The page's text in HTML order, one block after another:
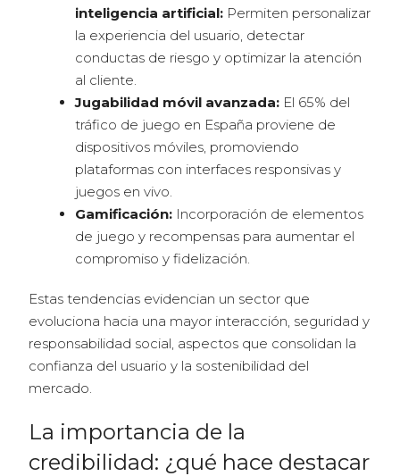
inteligencia artificial: Permiten personalizar
la experiencia del usuario, detectar
conductas de riesgo y optimizar la atención
al cliente.
Jugabilidad móvil avanzada: El 65% del
tráfico de juego en España proviene de
dispositivos móviles, promoviendo
plataformas con interfaces responsivas y
juegos en vivo.
Gamificación: Incorporación de elementos
de juego y recompensas para aumentar el
compromiso y fidelización.
Estas tendencias evidencian un sector que
evoluciona hacia una mayor interacción, seguridad y
responsabilidad social, aspectos que consolidan la
confianza del usuario y la sostenibilidad del
mercado.
La importancia de la
credibilidad: ¿qué hace destacar